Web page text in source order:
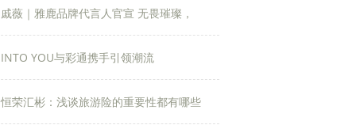
戚薇｜雅鹿品牌代言人官宣 无畏璀璨，
INTO YOU与彩通携手引领潮流
恒荣汇彬：浅谈旅游险的重要性都有哪些